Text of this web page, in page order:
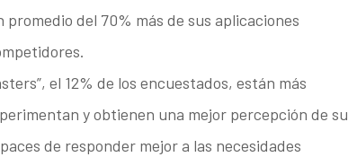
del 70% más de sus aplicaciones
el 12% de los encuestados, están más
y obtienen una mejor percepción de su
de responder mejor a las necesidades